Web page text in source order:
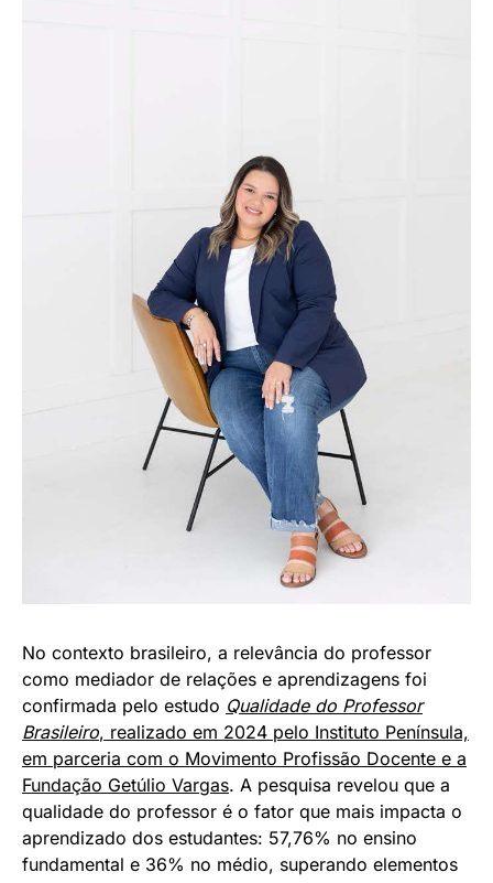
No contexto brasileiro, a relevância do professor
como mediador de relações e aprendizagens foi
confirmada pelo estudo Qualidade do Professor
Brasileiro, realizado em 2024 pelo Instituto Península,
em parceria com o Movimento Profissão Docente e a
Fundação Getúlio Vargas. A pesquisa revelou que a
qualidade do professor é o fator que mais impacta o
aprendizado dos estudantes: 57,76% no ensino
fundamental e 36% no médio, superando elementos